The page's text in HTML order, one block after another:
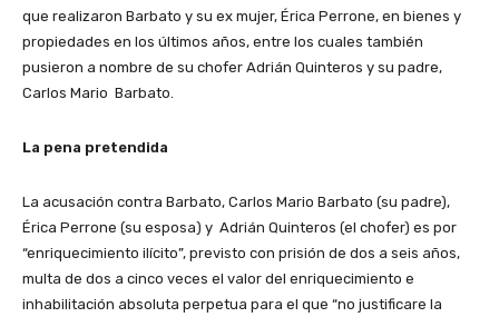
que realizaron Barbato y su ex mujer, Érica Perrone, en bienes y
propiedades en los últimos años, entre los cuales también
pusieron a nombre de su chofer Adrián Quinteros y su padre,
Carlos Mario Barbato.
La pena pretendida
La acusación contra Barbato, Carlos Mario Barbato (su padre),
Érica Perrone (su esposa) y Adrián Quinteros (el chofer) es por
“enriquecimiento ilícito”, previsto con prisión de dos a seis años,
multa de dos a cinco veces el valor del enriquecimiento e
inhabilitación absoluta perpetua para el que “no justificare la